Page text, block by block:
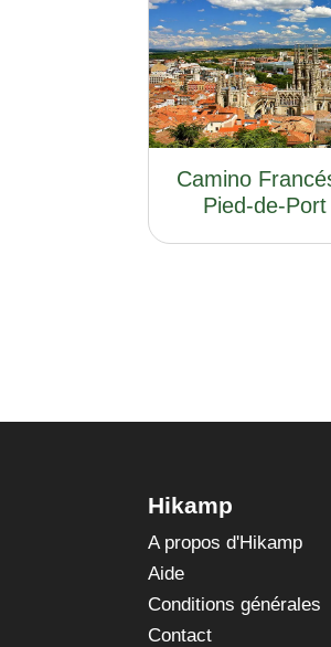
Camino
Pied-de-
Hikamp
A propos d'Hikamp
Aide
Conditions générales
Contact